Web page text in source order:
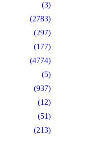
(3)
(2783)
(297)
(177)
(4774)
(5)
(937)
(12)
(51)
(213)